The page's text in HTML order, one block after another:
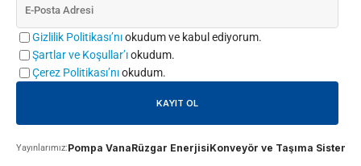
Gizlilik Politikası’nıokudum ve kabul ediyorum.
Şartlar ve Koşullar’ıokudum.
Çerez Politikası’nıokudum.
Yayınlarımız:Pompa VanaRüzgar EnerjisiKonveyör ve Taşıma